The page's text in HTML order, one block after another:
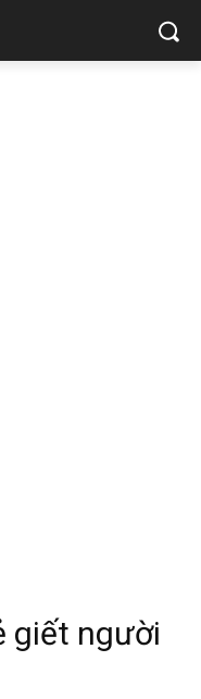
giết người